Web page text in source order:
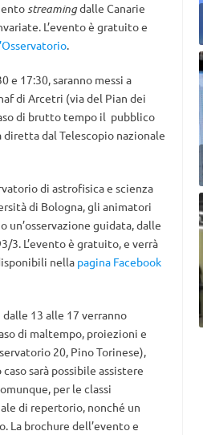
streamingdalle Canarie
L’evento è gratuito e
.
e 17:30, saranno messi a
di Arcetri (via del Pian dei
di brutto tempo il pubblico
dal Telescopio nazionale
di astrofisica e scienza
di Bologna, gli animatori
un’osservazione guidata, dalle
3. L’evento è gratuito, e verrà
nella pagina Facebook
13 alle 17 verranno
di maltempo, proiezioni e
20, Pino Torinese),
sarà possibile assistere
per le classi
di repertorio, nonché un
La brochure dell’evento e